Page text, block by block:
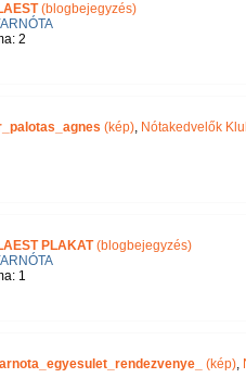
(blogbejegyzés)
2
(kép), Nótakedvelők
PLAKAT(blogbejegyzés)
1
(kép),